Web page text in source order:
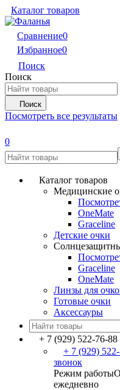
Каталог товаров
Сравнение0
Избранное0
Поиск
Поиск
Поиск
Посмотреть все результаты
0
Каталог товаров
Медицинские
OneMate
Graceline
Детские очки
Graceline
OneMate
Линзы для
Готовые очки
Аксессауры
+ 7 (929) 522-76-88
+ 7 (929)
звонок
Режим работы
ежедневно